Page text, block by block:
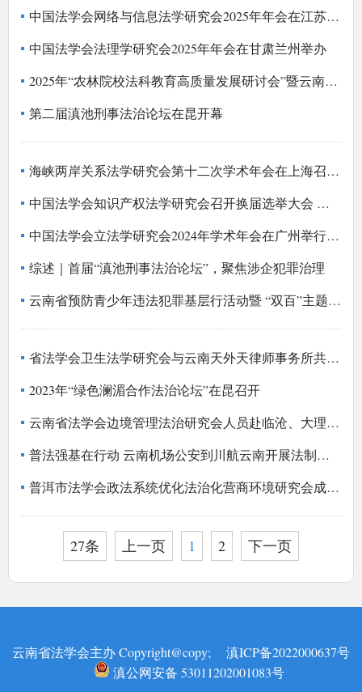
中国法学会网络与信息法学研究会2025年年会在江苏南京举办
中国法学会法理学研究会2025年年会在甘肃兰州举办
2025年“农林院校法科教育高质量发展研讨会”暨云南省法学会生态法学研究会年会在西南林业大学召开
第二届滇池刑事法治论坛在昆开幕
海峡两岸关系法学研究会第十二次学术年会在上海召开 王洪祥张鸣起致辞 姜平出席
中国法学会知识产权法学研究会召开换届选举大会 陶凯元当选会长
中国法学会立法学研究会2024年学术年会在广州举行 王洪祥出席并讲话
综述｜首届“滇池刑事法治论坛”，聚焦涉企犯罪治理
云南省预防青少年违法犯罪基层行活动暨 “双百”主题报告会在泸西县举行
省法学会卫生法学研究会与云南天外天律师事务所共同举办专题研讨交流会
2023年“绿色澜湄合作法治论坛”在昆召开
云南省法学会边境管理法治研究会人员赴临沧、大理进行调研
普法强基在行动 云南机场公安到川航云南开展法制宣传讲座
普洱市法学会政法系统优化法治化营商环境研究会成立大会暨第一次理事会全体会议举行
27条 上一页 1 2 下一页
云南省法学会主办 Copyright@copy; 滇ICP备2022000637号
滇公网安备 53011202001083号